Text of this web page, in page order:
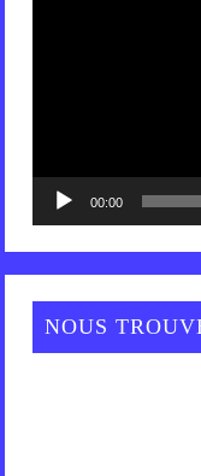
00:00
NOUS